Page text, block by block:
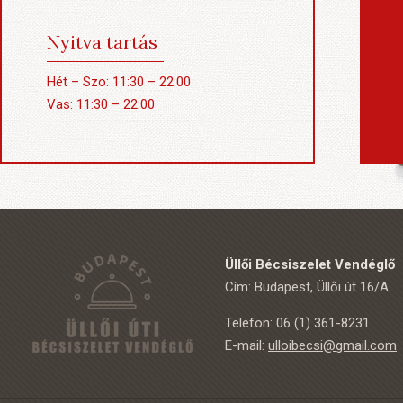
Nyitva tartás
Hét – Szo: 11:30 – 22:00
Vas: 11:30 – 22:00
Üllői Bécsiszelet Vendéglő
Cím: Budapest, Üllői út 16/A
Telefon: 06 (1) 361-8231
E-mail: ulloibecsi@gmail.com